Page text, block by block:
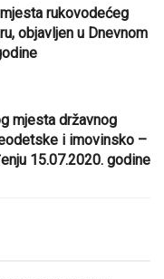
rukovodećeg
objavljen u Dnevnom
mjesta državnog
i imovinsko –
15.07.2020. godine